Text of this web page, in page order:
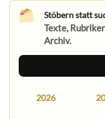
Stöbern statt
Texte,
Archiv.
2026